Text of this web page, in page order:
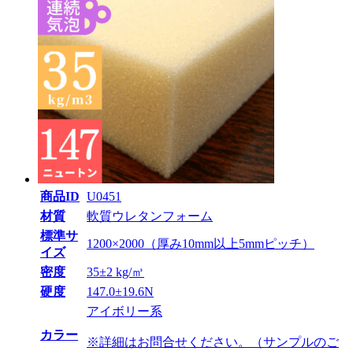
商品ID U0451
材質
軟質ウレタンフォーム
標準サ
イズ
1200×2000（厚み10mm以上5mmピッチ）
密度
35±2 kg/㎥
硬度
147.0±19.6N
カラー
アイボリー系
※詳細はお問合せください。（サンプルのご